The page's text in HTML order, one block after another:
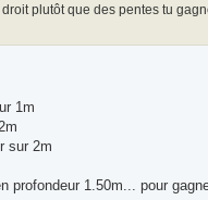
plutôt que des pentes tu
1m
sur 2m
profondeur 1.50m... pour